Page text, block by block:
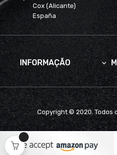
Cox (Alicante)
España
INFORMAÇÃO 
Copyright © 2020. Todos